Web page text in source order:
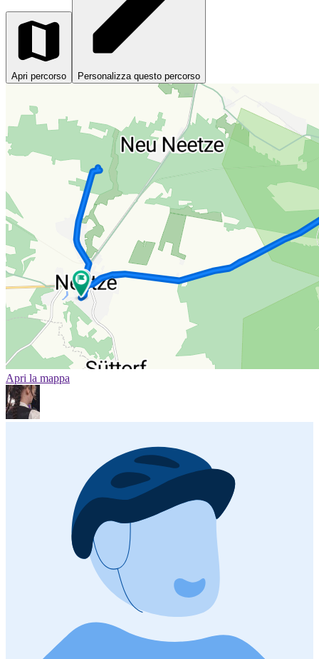
Apri percorso Personalizza questo percorso
Apri la mappa